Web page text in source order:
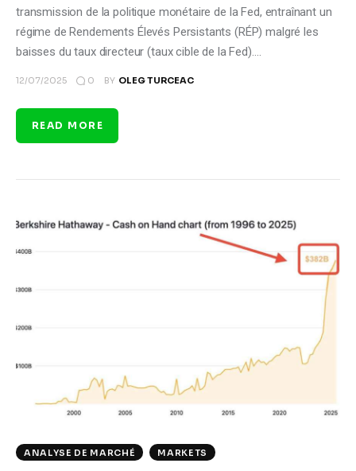
transmission de la politique monétaire de la Fed, entraînant un
régime de Rendements Élevés Persistants (RÉP) malgré les
baisses du taux directeur (taux cible de la Fed).…
12/07/2025 0 BY OLEG TURCEAC
READ MORE
ANALYSE DE MARCHÉ MARKETS